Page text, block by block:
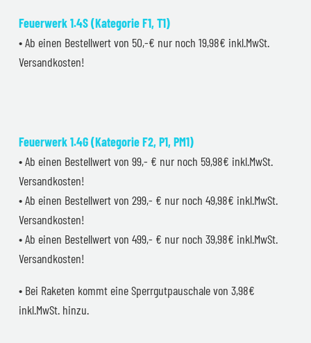
Feuerwerk 1.4S (Kategorie F1, T1)
• Ab einen Bestellwert von 50,-€ nur noch 19,98€ inkl.MwSt.
Versandkosten!
Feuerwerk 1.4G (Kategorie F2, P1, PM1)
• Ab einen Bestellwert von 99,- € nur noch 59,98€ inkl.MwSt.
Versandkosten!
• Ab einen Bestellwert von 299,- € nur noch 49,98€ inkl.MwSt.
Versandkosten!
• Ab einen Bestellwert von 499,- € nur noch 39,98€ inkl.MwSt.
Versandkosten!
• Bei Raketen kommt eine Sperrgutpauschale von 3,98€
inkl.MwSt. hinzu.